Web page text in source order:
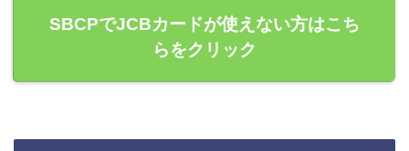
SBCPでJCBカードが使えない方はこち
らをクリック